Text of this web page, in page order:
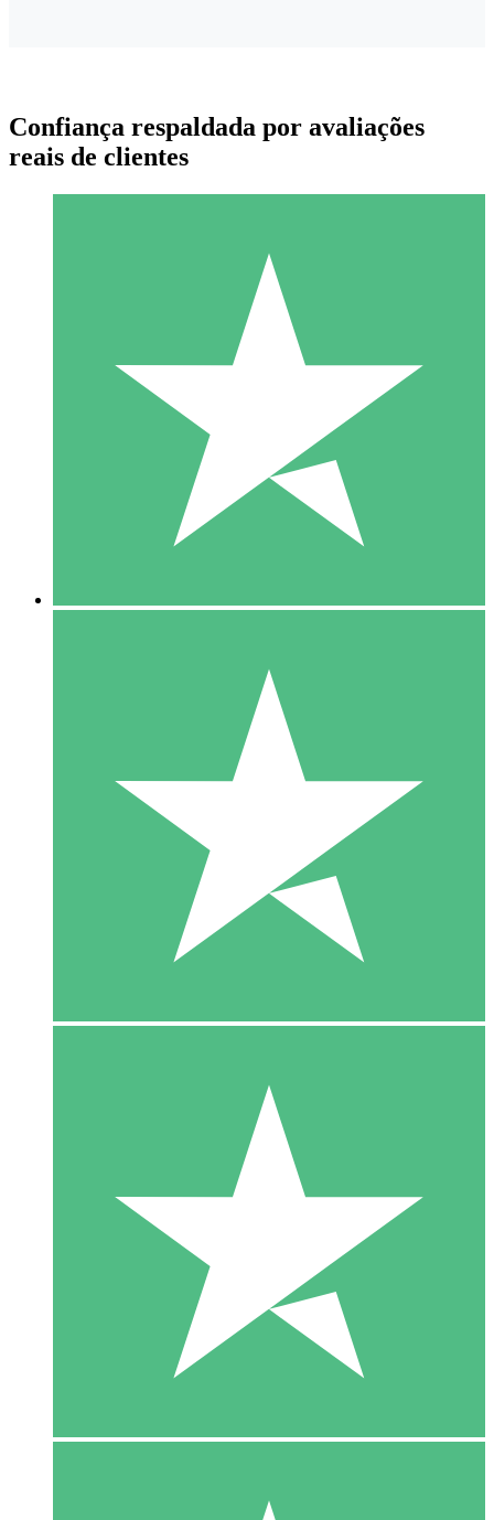
Pacotes de Créditos Individuais
Pague conforme o uso com créditos de download. Sem
1000
10 Downloads
20 00
Confiança respaldada por avaliações
reais de clientes